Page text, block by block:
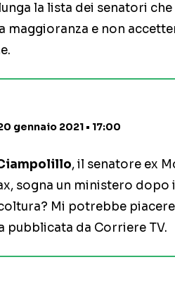
la lista dei senatori
maggioranza e non
gennaio 2021 • 17:00
, il senatore ex
sogna un ministero
Mi potrebbe
pubblicata da Corriere TV.